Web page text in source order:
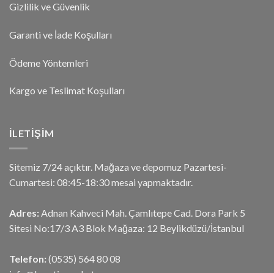
Gizlilik ve Güvenlik
Garanti ve İade Koşulları
Ödeme Yöntemleri
Kargo ve Teslimat Koşulları
İLETIŞIM
Sitemiz 7/24 açıktır. Mağaza ve depomuz Pazartesi-
Cumartesi: 08:45-18:30 mesai yapmaktadır.
Adres: Adnan Kahveci Mah. Çamlıtepe Cad. Dora Park 5
Sitesi No:17/3 A3 Blok Mağaza: 12 Beylikdüzü/İstanbul
Telefon: (0535) 564 80 08